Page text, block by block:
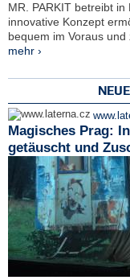
MR. PARKIT betreibt
innovative Konzept
bequem im Voraus
mehr ›
Magisches Prag:
getäuscht und